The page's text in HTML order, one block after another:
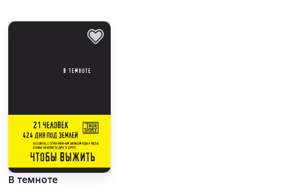
В темноте